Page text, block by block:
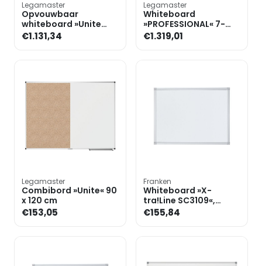
Legamaster
Opvouwbaar
whiteboard »Unite
Plus« 100 x 200 cm
€1.131,34
Legamaster
Whiteboard
»PROFESSIONAL« 7-
100083 geëmailleerd,
200 x 155 cm
€1.319,01
Legamaster
Combibord »Unite« 90
x 120 cm
€153,05
Franken
Whiteboard »X-
tra!Line SC3109«,
gelakt, 150 x 100 cm
€155,84